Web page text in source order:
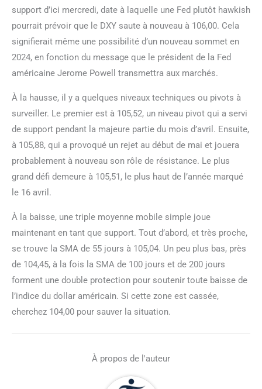
support d’ici mercredi, date à laquelle une Fed plutôt hawkish
pourrait prévoir que le DXY saute à nouveau à 106,00. Cela
signifierait même une possibilité d’un nouveau sommet en
2024, en fonction du message que le président de la Fed
américaine Jerome Powell transmettra aux marchés.
À la hausse, il y a quelques niveaux techniques ou pivots à
surveiller. Le premier est à 105,52, un niveau pivot qui a servi
de support pendant la majeure partie du mois d’avril. Ensuite,
à 105,88, qui a provoqué un rejet au début de mai et jouera
probablement à nouveau son rôle de résistance. Le plus
grand défi demeure à 105,51, le plus haut de l’année marqué
le 16 avril.
À la baisse, une triple moyenne mobile simple joue
maintenant en tant que support. Tout d’abord, et très proche,
se trouve la SMA de 55 jours à 105,04. Un peu plus bas, près
de 104,45, à la fois la SMA de 100 jours et de 200 jours
forment une double protection pour soutenir toute baisse de
l’indice du dollar américain. Si cette zone est cassée,
cherchez 104,00 pour sauver la situation.
À propos de l'auteur